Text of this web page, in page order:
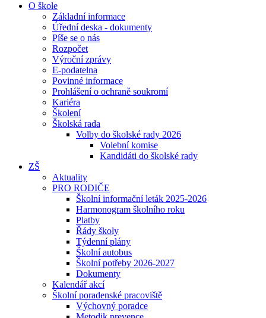
O škole
Základní informace
Úřední deska - dokumenty
Píše se o nás
Rozpočet
Výroční zprávy
E-podatelna
Povinné informace
Prohlášení o ochraně soukromí
Kariéra
Školení
Školská rada
Volby do školské rady 2026
Volební komise
Kandidáti do školské rady
ZŠ
Aktuality
PRO RODIČE
Školní informační leták 2025-2026
Harmonogram školního roku
Platby
Řády školy
Týdenní plány
Školní autobus
Školní potřeby 2026-2027
Dokumenty
Kalendář akcí
Školní poradenské pracoviště
Výchovný poradce